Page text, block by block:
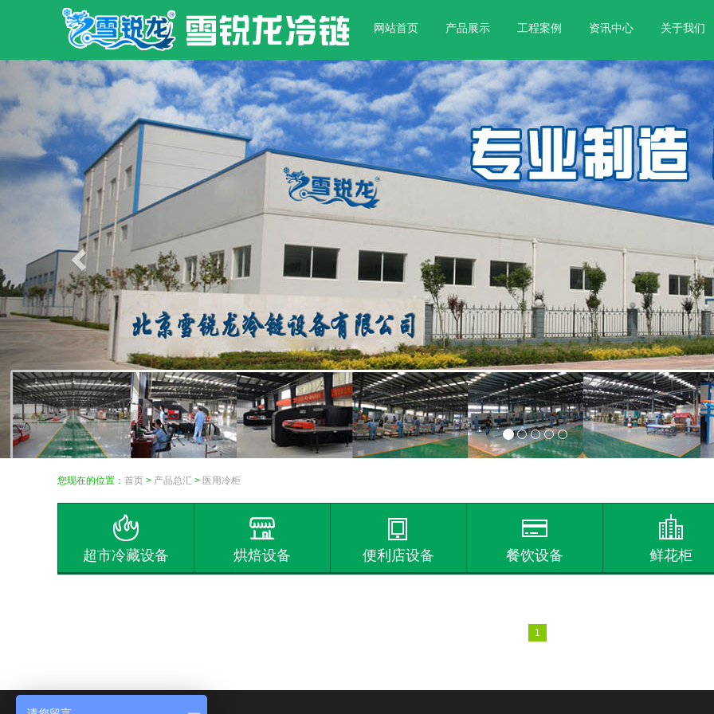
网站首页 产品展示 工程案例 资讯中心 关于我们
您现在的位置： 首页 > 产品总汇 > 医用冷柜
超市冷藏设备 烘焙设备 便利店设备 餐饮设备 鲜花柜
1